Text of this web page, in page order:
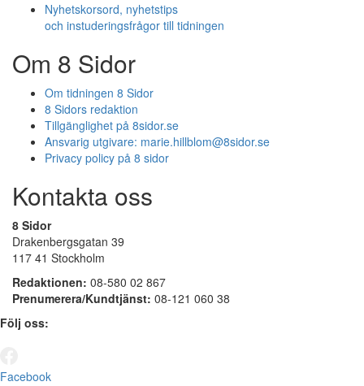
Nyhetskorsord, nyhetstips
och instuderingsfrågor till tidningen
Om 8 Sidor
Om tidningen 8 Sidor
8 Sidors redaktion
Tillgänglighet på 8sidor.se
Ansvarig utgivare: marie.hillblom@8sidor.se
Privacy policy på 8 sidor
Kontakta oss
8 Sidor
Drakenbergsgatan 39
117 41 Stockholm
Redaktionen: 08-580 02 867
Prenumerera/Kundtjänst: 08-121 060 38
Följ oss:
Facebook